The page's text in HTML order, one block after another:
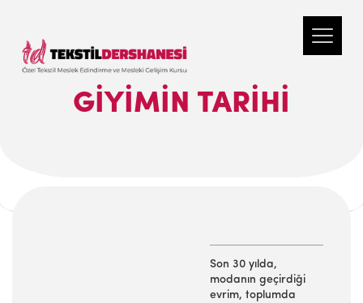
GİYİMİN TARİHİ
Son 30 yılda,
modanın geçirdiği
evrim, toplumda